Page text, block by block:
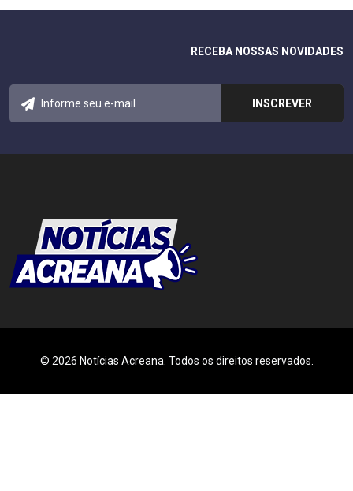
RECEBA NOSSAS NOVIDADES
© 2026 Notícias Acreana. Todos os direitos reservados.